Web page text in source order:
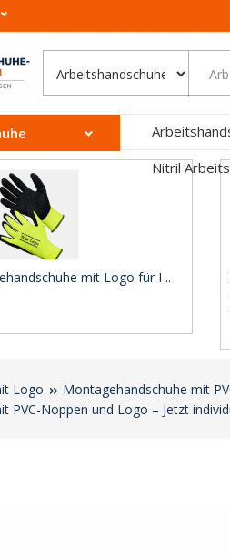
Nitril
mit Logo für I ..
Logo
Montagehandschuhe mit
PVC-Noppen und Logo – Jetzt